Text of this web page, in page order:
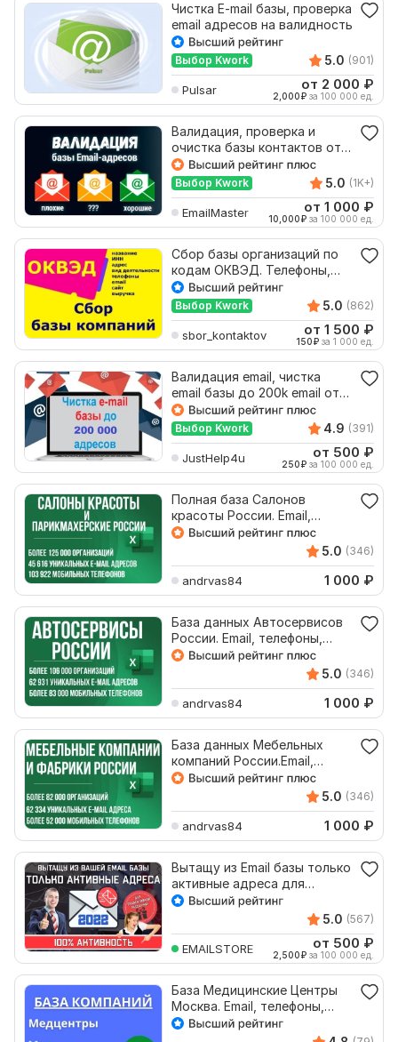
Чистка E-mail базы, проверка
email адресов на валидность
Выбор Kwork 5.0 (901)
Pulsar от 2 000 ₽
2,000₽ за 100 000 ед.
Валидация, проверка и
очистка базы контактов от
плохих Email адресов
Выбор Kwork 5.0 (1K+)
EmailMaster от 1 000 ₽
10,000₽ за 100 000 ед.
Сбор базы организаций по
кодам ОКВЭД. Телефоны,
email, сайт, адрес
Выбор Kwork 5.0 (862)
sbor_kontaktov от 1 500 ₽
150₽ за 1 000 ед.
Валидация email, чистка
email базы до 200k email от
невалидных адресов
Выбор Kwork 4.9 (391)
JustHelp4u от 500 ₽
250₽ за 100 000 ед.
Полная база Салонов
красоты России. Email,
телефоны, адреса, соцсети
5.0 (346)
andrvas84 1 000 ₽
База данных Автосервисов
России. Email, телефоны,
адреса, соцсети
5.0 (346)
andrvas84 1 000 ₽
База данных Мебельных
компаний России.Email,
телефоны, адреса, соцсети
5.0 (346)
andrvas84 1 000 ₽
Вытащу из Email базы только
активные адреса для
эффективной рассылки
5.0 (567)
EMAILSTORE от 500 ₽
2,500₽ за 100 000 ед.
База Медицинские Центры
Москва. Email, телефоны,
адреса, соцсети